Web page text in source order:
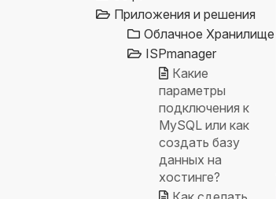
Приложения и решения
Облачное Хранилище
ISPmanager
Какие
параметры
подключения к
MySQL или как
создать базу
данных на
хостинге?